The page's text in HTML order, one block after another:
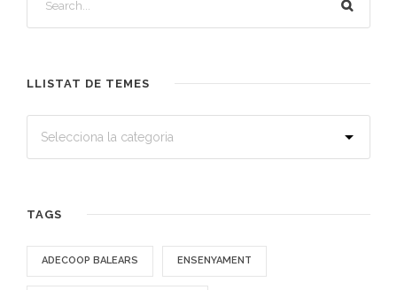
LLISTAT DE TEMES
TAGS
ADECOOP BALEARS ENSENYAMENT